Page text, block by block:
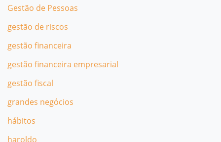
Gestão de Pessoas
gestão de riscos
gestão financeira
gestão financeira empresarial
gestão fiscal
grandes negócios
hábitos
haroldo